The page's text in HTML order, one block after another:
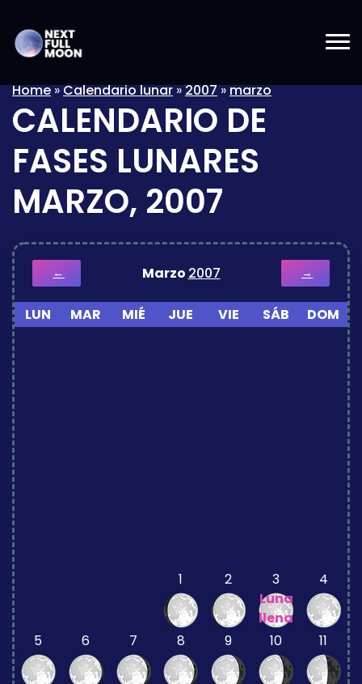
Home»Calendario lunar»2007»marzo
CALENDARIO DE
FASES LUNARES
MARZO, 2007
← Marzo 2007 →
LUN MAR MIÉ JUE VIE SÁB DOM
1 2
3
Luna
llena
4
5 6 7 8 9 10 11